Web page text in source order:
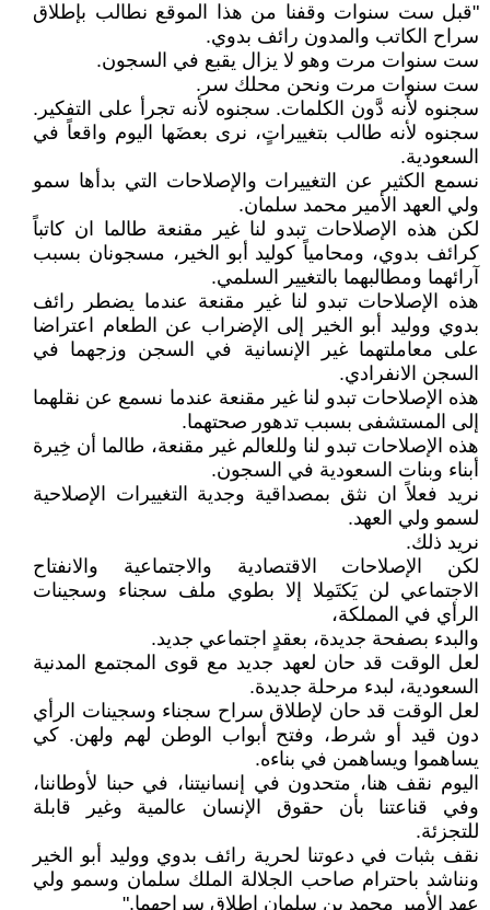
"قبل ست سنوات وقفنا من هذا الموقع نطالب بإطلاق
سراح الكاتب والمدون رائف بدوي.
ست سنوات مرت وهو لا يزال يقبع في السجون.
ست سنوات مرت ونحن محلك سر.
سجنوه لأنه دَّون الكلمات. سجنوه لأنه تجرأ على التفكير.
سجنوه لأنه طالب بتغييراتٍ، نرى بعضَها اليوم واقعاً في
السعودية.
نسمع الكثير عن التغييرات والإصلاحات التي بدأها سمو
ولي العهد الأمير محمد سلمان.
لكن هذه الإصلاحات تبدو لنا غير مقنعة طالما ان كاتباً
كرائف بدوي، ومحامياً كوليد أبو الخير، مسجونان بسبب
آرائهما ومطالبهما بالتغيير السلمي.
هذه الإصلاحات تبدو لنا غير مقنعة عندما يضطر رائف
بدوي ووليد أبو الخير إلى الإضراب عن الطعام اعتراضا
على معاملتهما غير الإنسانية في السجن وزجهما في
السجن الانفرادي.
هذه الإصلاحات تبدو لنا غير مقنعة عندما نسمع عن نقلهما
إلى المستشفى بسبب تدهور صحتهما.
هذه الإصلاحات تبدو لنا وللعالم غير مقنعة، طالما أن خِيرة
أبناء وبنات السعودية في السجون.
نريد فعلاً ان نثق بمصداقية وجدية التغييرات الإصلاحية
لسمو ولي العهد.
نريد ذلك.
لكن الإصلاحات الاقتصادية والاجتماعية والانفتاح
الاجتماعي لن يَكتَمِلا إلا بطوي ملف سجناء وسجينات
الرأي في المملكة،
والبدء بصفحة جديدة، بعقدٍ اجتماعي جديد.
لعل الوقت قد حان لعهد جديد مع قوى المجتمع المدنية
السعودية، لبدء مرحلة جديدة.
لعل الوقت قد حان لإطلاق سراح سجناء وسجينات الرأي
دون قيد أو شرط، وفتح أبواب الوطن لهم ولهن. كي
يساهموا ويساهمن في بناءه.
اليوم نقف هنا، متحدون في إنسانيتنا، في حبنا لأوطاننا،
وفي قناعتنا بأن حقوق الإنسان عالمية وغير قابلة
للتجزئة.
نقف بثبات في دعوتنا لحرية رائف بدوي ووليد أبو الخير
ونناشد باحترام صاحب الجلالة الملك سلمان وسمو ولي
عهد الأمير محمد بن سلمان إطلاق سراحهما."